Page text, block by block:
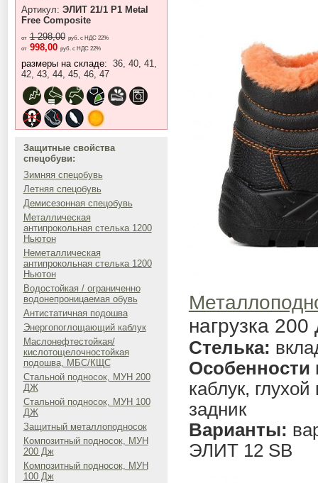
Артикул: ЭЛИТ 21/1 P1 Metal
Free Composite
от 1 298,00 руб. с НДС 22%
от 998,00 руб. с НДС 22%
размеры на складе: 36, 40, 41,
42, 43, 44, 45, 46, 47
Защитные свойства
спецобуви:
Зимняя спецобувь
Летняя спецобувь
Демисезонная спецобувь
Металлическая
антипрокольная стелька 1200
Ньютон
Неметаллическая
антипрокольная стелька 1200
Ньютон
Водостойкая / ограниченно
водонепроницаемая обувь
Антистатичная подошва
Энергопоглощающий каблук
Маслонефтестойкая/
кислотощелочностойкая
подошва, МБС/КЩС
Стальной подносок, МУН 200
ДЖ
Стальной подносок, МУН 100
ДЖ
Защитный металлоподносок
Композитный подносок, МУН
200 Дж
Композитный подносок, МУН
100 Дж
нагрузка
Стелька:
каблук,
задник
Варианты:
ЭЛИТ 12 SB